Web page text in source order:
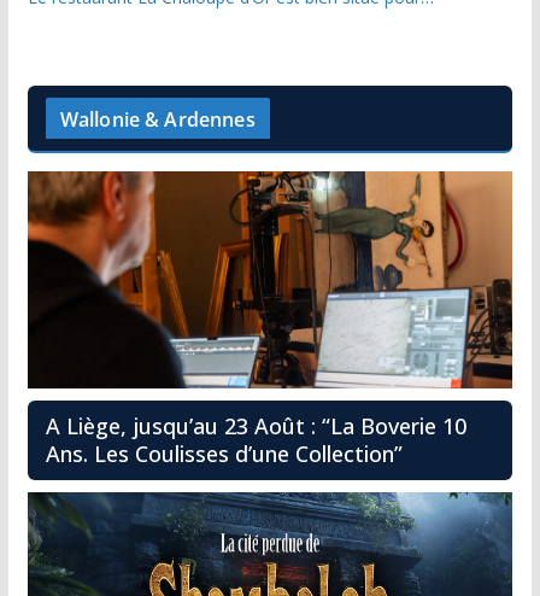
Wallonie & Ardennes
A Liège, jusqu’au 23 Août : “La Boverie 10
Ans. Les Coulisses d’une Collection”